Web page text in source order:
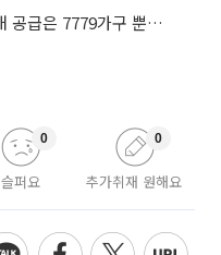
LH 공공임대 대기 9만명인데 올해 공급은 7779가구 뿐…“10년 기다려도 못 들어간다”
슬퍼요
0
추가취재 원해요
0